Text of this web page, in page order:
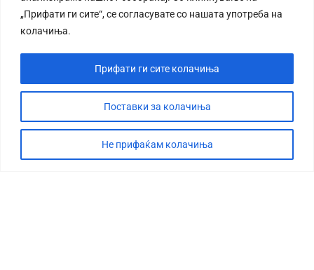
„Прифати ги сите“, се согласувате со нашата употреба на
колачиња.
Поставки за колачиња
Не прифаќам колачиња
Прифати ги сите колачиња